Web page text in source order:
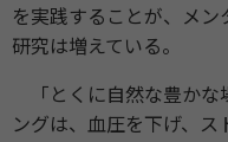
を実践することが、メ
研究は増えている。
「とくに自然な豊かな
ングは、血圧を下げ、